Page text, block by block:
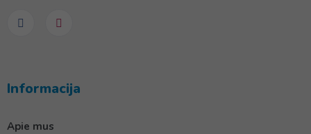
Informacija
Apie mus